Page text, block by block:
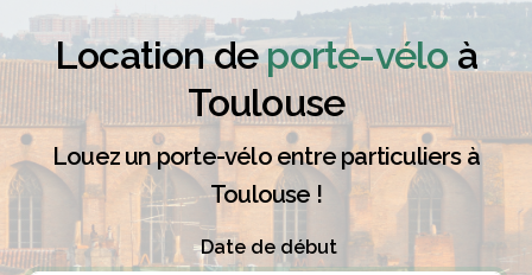
Location deporte-véloà
Toulouse
Louez un porte-vélo entre particuliers à
Toulouse !
Date de début